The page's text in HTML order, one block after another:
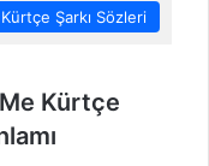
Kürtçe Şarkı Sözleri
Kürtçe